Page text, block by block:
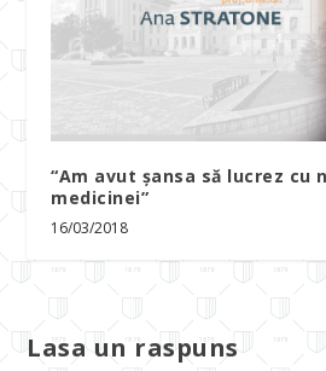
“Am avut șansa să lucrez cu
medicinei”
16/03/2018
Lasa un raspuns